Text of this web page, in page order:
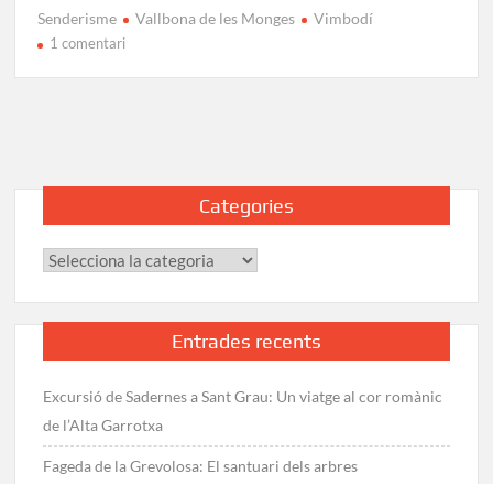
Senderisme
Vallbona de les Monges Vimbodí
1 comentaria
Vallbona
175
Categories
Categories
Entrades recents
Excursió de Sadernes a Sant Grau: Un viatge al cor romànic
de l’Alta Garrotxa
Fageda de la Grevolosa: El santuari dels arbres